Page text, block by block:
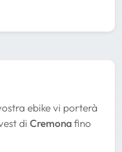
ebike vi porterà
di Cremonafino